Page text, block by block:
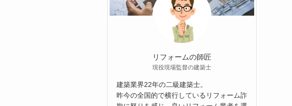
リフォームの師匠
現役現場監督の建築士
建築業界22年の二級建築士。
昨今の全国的で横行しているリフォーム詐